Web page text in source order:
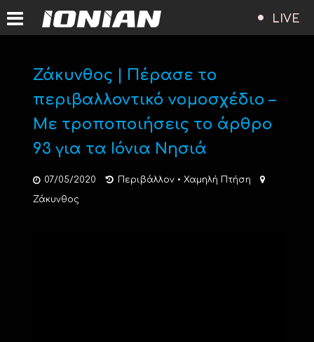
LIVE
Ζάκυνθος | Πέρασε το
περιβαλλοντικό νομοσχέδιο –
Με τροποποιήσεις το άρθρο
93 για τα Ιόνια Νησιά
07/05/2020 Περιβάλλον • Χαμηλή Πτήση
Ζάκυνθος